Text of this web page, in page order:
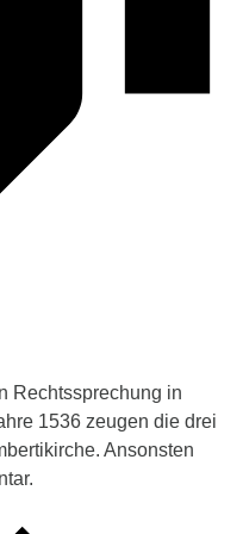
Rechtssprechung in
1536 zeugen die drei
Ansonsten